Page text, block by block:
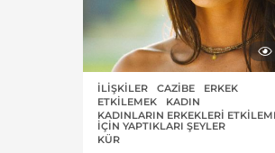
İLIŞKILER CAZIBE ,ERKEK
ETKILEMEK
,KADIN
KADINLARIN ERKEKLERI
IÇIN YAPTIKLARI ŞEYLER
KÜR